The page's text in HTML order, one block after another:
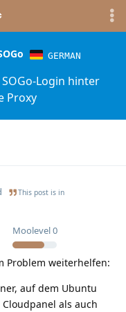
GERMAN
Login hinter
Proxy
Moolevel0
This post is in
Problem weiterhelfen:
auf dem Ubuntu
als auch